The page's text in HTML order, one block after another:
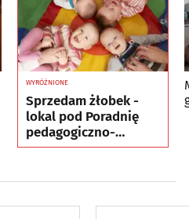
WYRÓŻNIONE
Sprzedam żłobek -
lokal pod Poradnię
pedagogiczno-
psychologiczną lub